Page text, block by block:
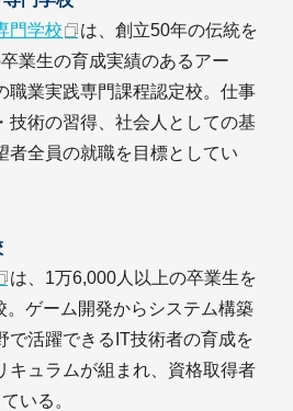
門学校
は、創立50年の伝統を
業生の育成実績のあるアー
職業実践専門課程認定校。仕事
技術の習得、社会人としての基
者全員の就職を目標としてい
は、1万6,000人以上の卒業生を
。ゲーム開発からシステム構築
で活躍できるIT技術者の育成を
キュラムが組まれ、資格取得者
いる。